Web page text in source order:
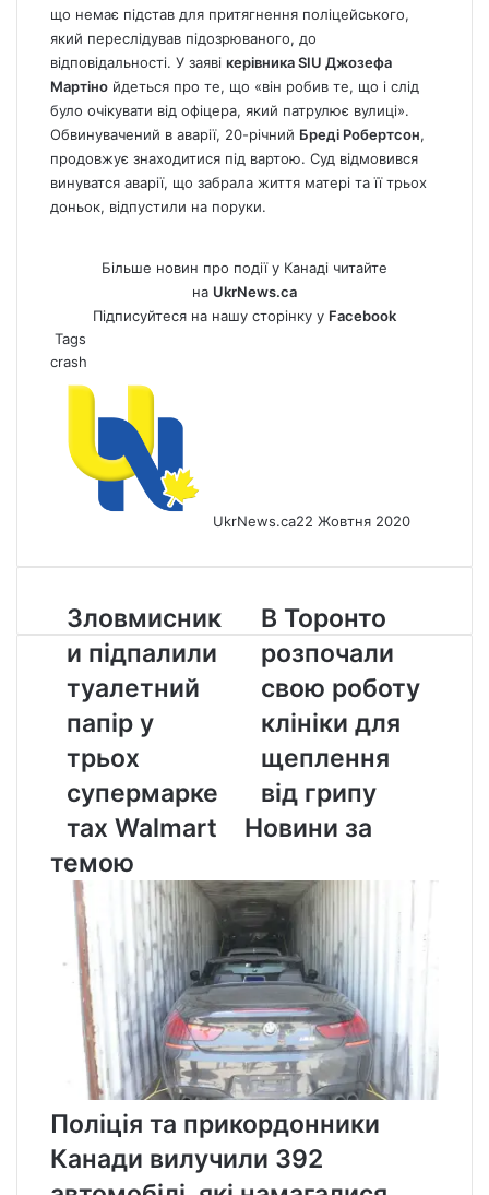
що немає підстав для притягнення поліцейського,
який переслідував підозрюваного, до
відповідальності. У заяві керівника SIU Джозефа
Мартіно йдеться про те, що «він робив те, що і слід
було очікувати від офіцера, який патрулює вулиці».
Обвинувачений в аварії, 20-річний Бреді Робертсон,
продовжує знаходитися під вартою. Суд відмовився
винуватся аварії, що забрала життя матері та її трьох
доньок, відпустили на поруки.
Більше новин про події у Канаді читайте
на UkrNews.ca
Підписуйтеся на нашу сторінку у Facebook
Tags
crash
UkrNews.ca22 Жовтня 2020
Зловмисники
підпалили
туалетний
папір
у
трьох
Walmart
Зловмисник
и підпалили
туалетний
папір у
трьох
супермарке
тах Walmart
В
Торонто
розпочали
свою
роботу
клініки
щеплення
від
грипу
В Торонто
розпочали
свою роботу
клініки для
щеплення
від грипу
Новини за
темою
Поліція та прикордонники
Канади вилучили 392